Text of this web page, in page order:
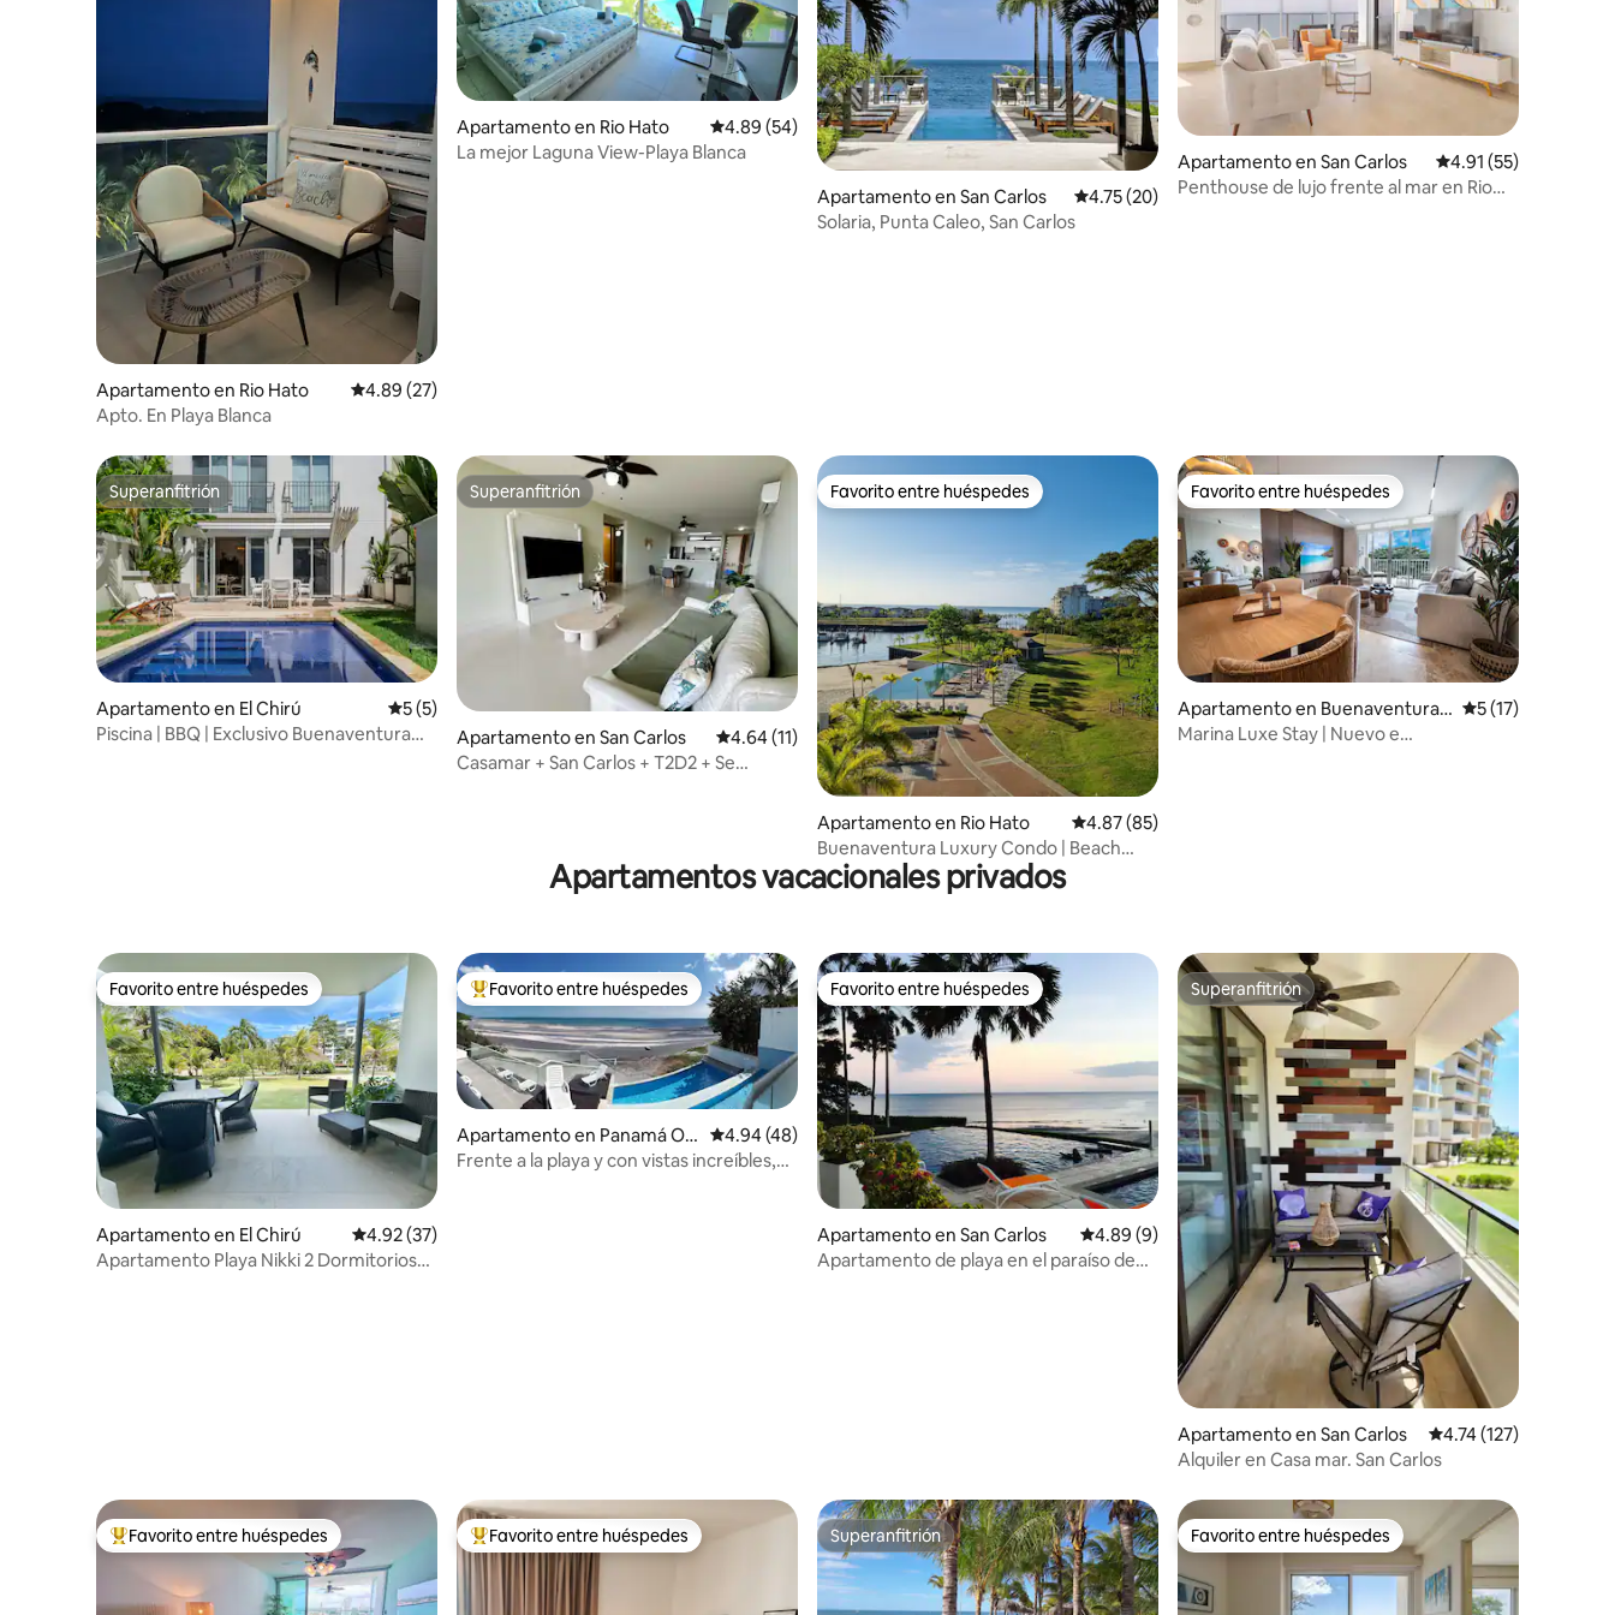
Apartamento en Rio Hato Calificación promedio: 4.89 de 5, 27 reseñas
4.89 (27)
Apto. En Playa Blanca
Apartamento en Rio Hato Calificación promedio: 4.89 de 5, 54 reseñas
4.89 (54)
La mejor Laguna View-Playa Blanca
Apartamento en San Carlos Calificación promedio: 4.75 de 5, 20 reseñas
4.75 (20)
Solaria, Punta Caleo, San Carlos
Apartamento en San Carlos Calificación
4.91 (55)
Penthouse de lujo frente al mar en Rio
Superanfitrión
Superanfitrión
Apartamento en El Chirú Calificación promedio: 5 de 5, 5 reseñas
5 (5)
Piscina | BBQ | Exclusivo Buenaventura
Superanfitrión
Superanfitrión
Apartamento en San Carlos Calificación promedio: 4.64 de 5, 11 reseñas
4.64 (11)
Casamar + San Carlos + T2D2 + Se
Favorito entre huéspedes
Favorito entre huéspedes
Apartamento en Rio Hato Calificación promedio: 4.87 de 5, 85 reseñas
4.87 (85)
Buenaventura Luxury Condo | Beach
Club • Golf
Favorito entre huéspedes
Favorito entre huéspedes
Apartamento en Buenaventura,
Río Hato
Calificación
5 (17)
Marina Luxe Stay | Nuevo e
Apartamentos vacacionales privados
Favorito entre huéspedes
Favorito entre huéspedes
Apartamento en El Chirú Calificación promedio: 4.92 de 5, 37 reseñas
4.92 (37)
Apartamento Playa Nikki 2 Dormitorios
Favorito entre huéspedes preferido
Favorito entre huéspedes
Apartamento en Panamá Oe
ste
Calificación promedio: 4.94 de 5, 48 reseñas
4.94 (48)
Frente a la playa y con vistas increíbles,
Favorito entre huéspedes
Favorito entre huéspedes
Apartamento en San Carlos Calificación promedio: 4.89 de 5, 9 reseñas
4.89 (9)
Apartamento de playa en el paraíso de
Superanfitrión
Superanfitrión
Apartamento en San Carlos Calificación promedio:
4.74 (127)
Alquiler en Casa mar. San Carlos
Favorito entre huéspedes preferido
Favorito entre huéspedes Favorito entre huéspedes preferido
Favorito entre huéspedes Superanfitrión
Superanfitrión Favorito entre huéspedes
Favorito entre huéspedes